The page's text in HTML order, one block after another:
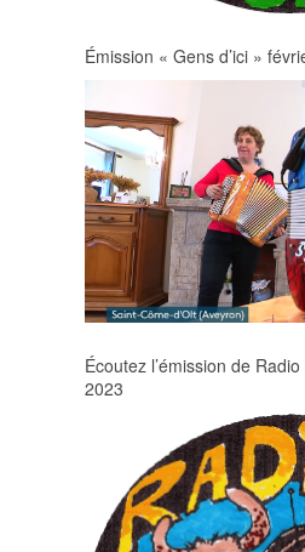
Émission « Gens d’ici »
Écoutez l’émission de
2023